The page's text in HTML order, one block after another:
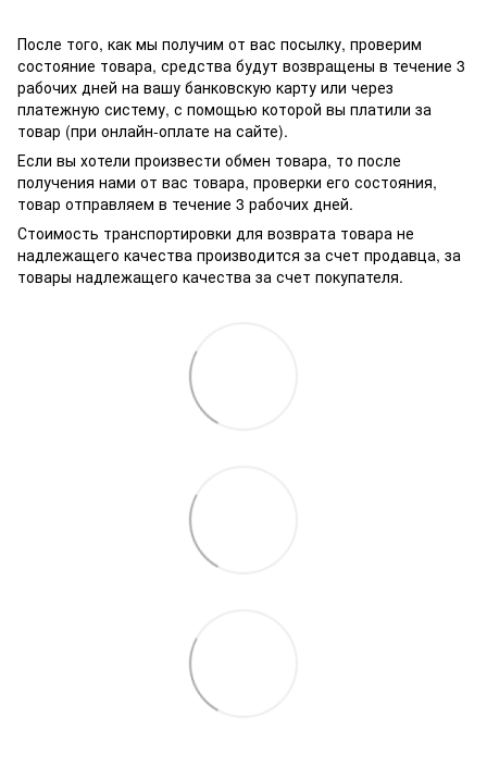
После того, как мы получим от вас посылку, проверим
состояние товара, средства будут возвращены в течение 3
рабочих дней на вашу банковскую карту или через
платежную систему, с помощью которой вы платили за
товар (при онлайн-оплате на сайте).
Если вы хотели произвести обмен товара, то после
получения нами от вас товара, проверки его состояния,
товар отправляем в течение 3 рабочих дней.
Стоимость транспортировки для возврата товара не
надлежащего качества производится за счет продавца, за
товары надлежащего качества за счет покупателя.